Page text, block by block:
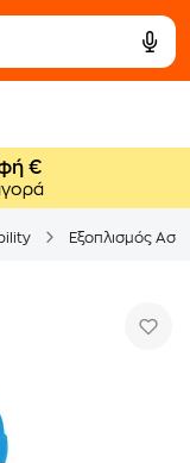
€
Εξοπλισμός